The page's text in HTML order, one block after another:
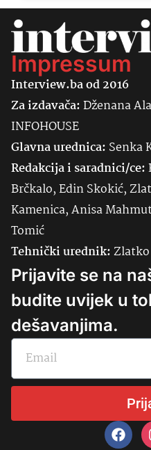
Impressum
Interview.ba od 2016
Za izdavača:Dženana
INFOHOUSE
Glavna urednica: Senka
Redakcija i saradnici/ce:
Brčkalo, Edin Skokić,
Kamenica, Anisa
Tomić
Tehnički urednik:
Prijavite se na
budite uvijek u
dešavanjima.